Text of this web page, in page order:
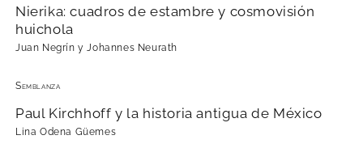
Nierika: cuadros de estambre y cosmovisión
huichola
Juan Negrín y Johannes Neurath
Semblanza
Paul Kirchhoff y la historia antigua de México
Lina Odena Güemes